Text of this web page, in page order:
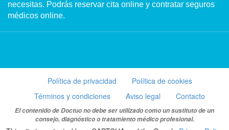
necesitas. Podrás reservar cita online y contratar seguros
médicos online.
Política de privacidad
Política de cookies
Términos y condiciones
Aviso legal Contacto
El contenido de Doctuo no debe ser utilizado como un sustituto de un
consejo, diagnóstico o tratamiento médico profesional.